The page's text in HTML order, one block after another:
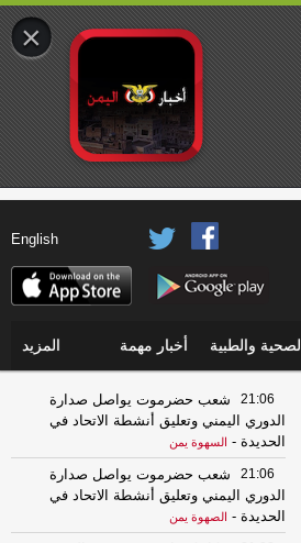
English
الصحية والطبية أخبار مهمة المزيد
21:06
شعب حضرموت يواصل صدارة
الدوري اليمني وتعليق أنشطة الاتحاد في
الحديدة - السهوة يمن
21:06
شعب حضرموت يواصل صدارة
الدوري اليمني وتعليق أنشطة الاتحاد في
الحديدة - الصهوة يمن
×